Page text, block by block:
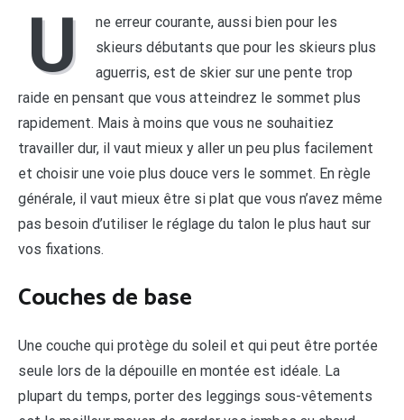
U
ne erreur courante, aussi bien pour les
skieurs débutants que pour les skieurs plus
aguerris, est de skier sur une pente trop
raide en pensant que vous atteindrez le sommet plus
rapidement. Mais à moins que vous ne souhaitiez
travailler dur, il vaut mieux y aller un peu plus facilement
et choisir une voie plus douce vers le sommet. En règle
générale, il vaut mieux être si plat que vous n’avez même
pas besoin d’utiliser le réglage du talon le plus haut sur
vos fixations.
Couches de base
Une couche qui protège du soleil et qui peut être portée
seule lors de la dépouille en montée est idéale. La
plupart du temps, porter des leggings sous-vêtements